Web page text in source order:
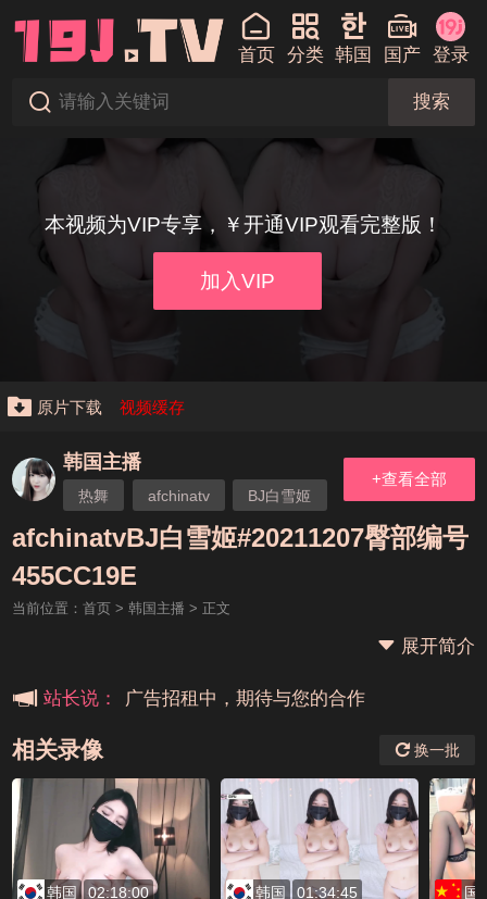
首页 分类 韩国 国产 登录
搜索
本视频为VIP专享，￥开通VIP观看完整版！
加入VIP
原片下载 视频缓存
韩国主播
热舞 afchinatv BJ白雪姬
+查看全部
afchinatvBJ白雪姬#20211207臀部编号
455CC19E
当前位置： 首页> 韩国主播 > 正文
展开简介
站长说： 广告招租中，期待与您的合作
相关录像 换一批
韩国 02:18:00 韩国 01:34:45 国